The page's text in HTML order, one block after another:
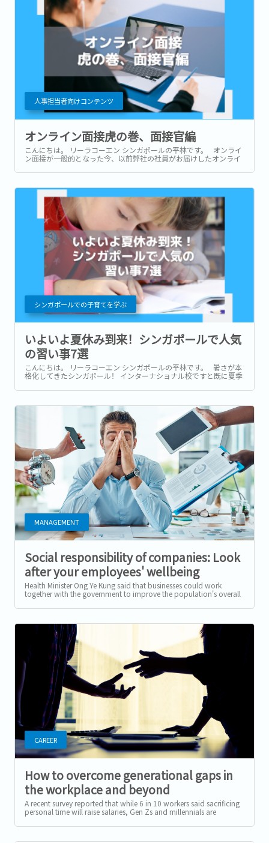
人事担当者向けコンテンツ
オンライン面接虎の巻、面接官編
こんにちは。 リーラコーエン シンガポールの平林です。 オンライ
ン面接が一般的となった今、以前弊社の社員がお届けしたオンライ
なるオンライン面接、事前準備が必要なのは求職者側だけではあり
シンガポールでの子育てを学ぶ
いよいよ夏休み到来！シンガポールで人気
の習い事7選
こんにちは。 リーラコーエン シンガポールの平林です。 暑さが本
格化してきたシンガポール！ インターナショナル校ですと既に夏季
MANAGEMENT
Social responsibility of companies: Look
after your employees' wellbeing
Health Minister Ong Ye Kung said that businesses could work
together with the government to improve the population's overall
health by enhancing...
CAREER
How to overcome generational gaps in
the workplace and beyond
A recent survey reported that while 6 in 10 workers said sacrificing
personal time will raise salaries, Gen Zs and millennials are
unwilling to do...